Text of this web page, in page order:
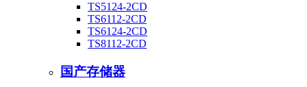
TS5124-2CD
TS6112-2CD
TS6124-2CD
TS8112-2CD
国产存储器